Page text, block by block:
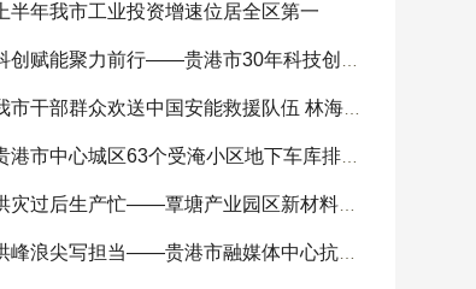
上半年我市工业投资增速位居全区第一